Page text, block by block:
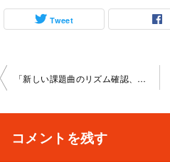
Tweet
投
「新しい課題曲のリズム確認、メインテーマ解説」京都大 宮教室2022-08-27-­no0003-­1005
コメントを残す